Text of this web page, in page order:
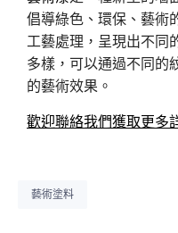
倡導綠色、環保、藝術
工藝處理，呈現出不同
多樣，可以通過不同的
的藝術效果。
歡迎聯絡我們獲取更多
藝術塗料